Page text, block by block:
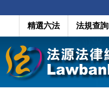
精選六法 法規查詢